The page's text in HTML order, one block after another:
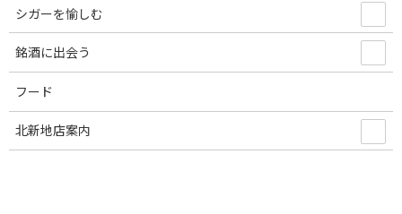
ッシュ（BIG PEAT 33years COGNAC & SHERRY
ALLONES SMALL CLUB CORONAS）
シガーを愉しむ
銘酒に出会う
フード
北新地店案内